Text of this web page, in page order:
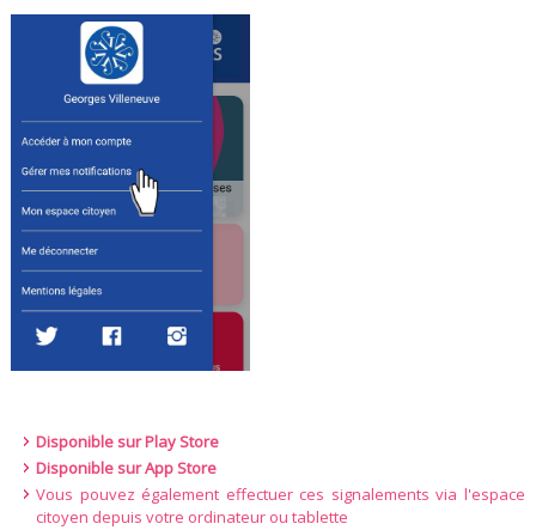
Disponible sur Play Store
Disponible sur App Store
Vous pouvez également effectuer ces signalements via l'espace
citoyen depuis votre ordinateur ou tablette